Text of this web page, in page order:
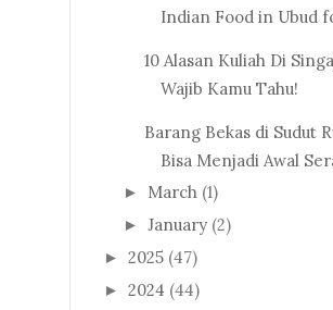
Indian Food in Ubud
10 Alasan Kuliah Di
Wajib Kamu Tahu!
Barang Bekas di Sudut
Bisa Menjadi Awal
► March (1)
► January (2)
► 2025 (47)
► 2024 (44)